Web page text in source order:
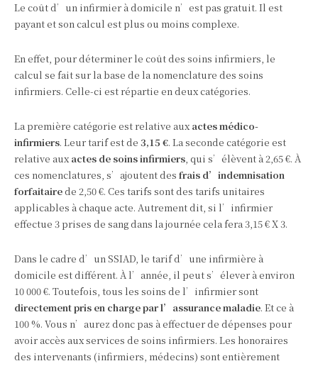
Le coût d’un infirmier à domicile n’est pas gratuit. Il est
payant et son calcul est plus ou moins complexe.
En effet, pour déterminer le coût des soins infirmiers, le
calcul se fait sur la base de la nomenclature des soins
infirmiers. Celle-ci est répartie en deux catégories.
La première catégorie est relative aux actes médico-
infirmiers. Leur tarif est de 3,15 €. La seconde catégorie est
relative aux actes de soins infirmiers, qui s’élèvent à 2,65 €. À
ces nomenclatures, s’ajoutent des frais d’indemnisation
forfaitairede 2,50 €. Ces tarifs sont des tarifs unitaires
applicables à chaque acte. Autrement dit, si l’infirmier
effectue 3 prises de sang dans la journée cela fera 3,15 € X 3.
Dans le cadre d’un SSIAD, le tarif d’une infirmière à
domicile est différent. À l’année, il peut s’élever à environ
10 000 €. Toutefois, tous les soins de l’infirmier sont
directement pris en charge par l’assurance maladie. Et ce à
100 %. Vous n’aurez donc pas à effectuer de dépenses pour
avoir accès aux services de soins infirmiers. Les honoraires
des intervenants (infirmiers, médecins) sont entièrement